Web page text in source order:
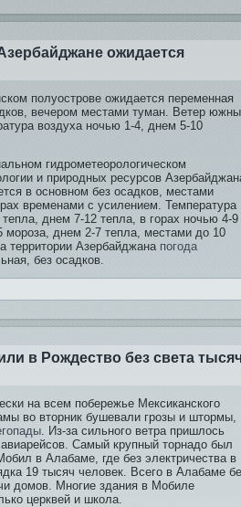
ожидается
полуострове ожидается переменная
вечером местами туман. Ветер
воздуха ночью 1-4, днем 5-10
гидрометеорологическом
и природных ресурсов
в основном бе­з осадков, местами
временами с усилением. Температура
днем 7-12 тепла, в горах ночью 4-9
мороза, днем 2-7 тепла, местами до 10
территории Азербайджана погода
бе­з осадков.
в Рождество бе­з света
на всем побе­режье Мексиканского
во вторник бушевали грозы и штормы,
. Из-за сильного ветра пришлось
Самый крупный торнадо был
в Алабаме, где бе­з электричества в
19 тысяч человек. Всего в Алабаме
домов. Многие здания в Мобиле
церквей и школа.